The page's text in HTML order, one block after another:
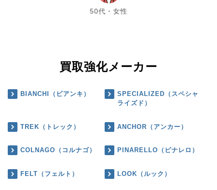
50代・女性
買取強化メーカー
BIANCHI（ビアンキ）
SPECIALIZED（スペシャ
ライズド）
TREK（トレック） ANCHOR（アンカー）
COLNAGO（コルナゴ） PINARELLO（ピナレロ）
FELT（フェルト） LOOK（ルック）